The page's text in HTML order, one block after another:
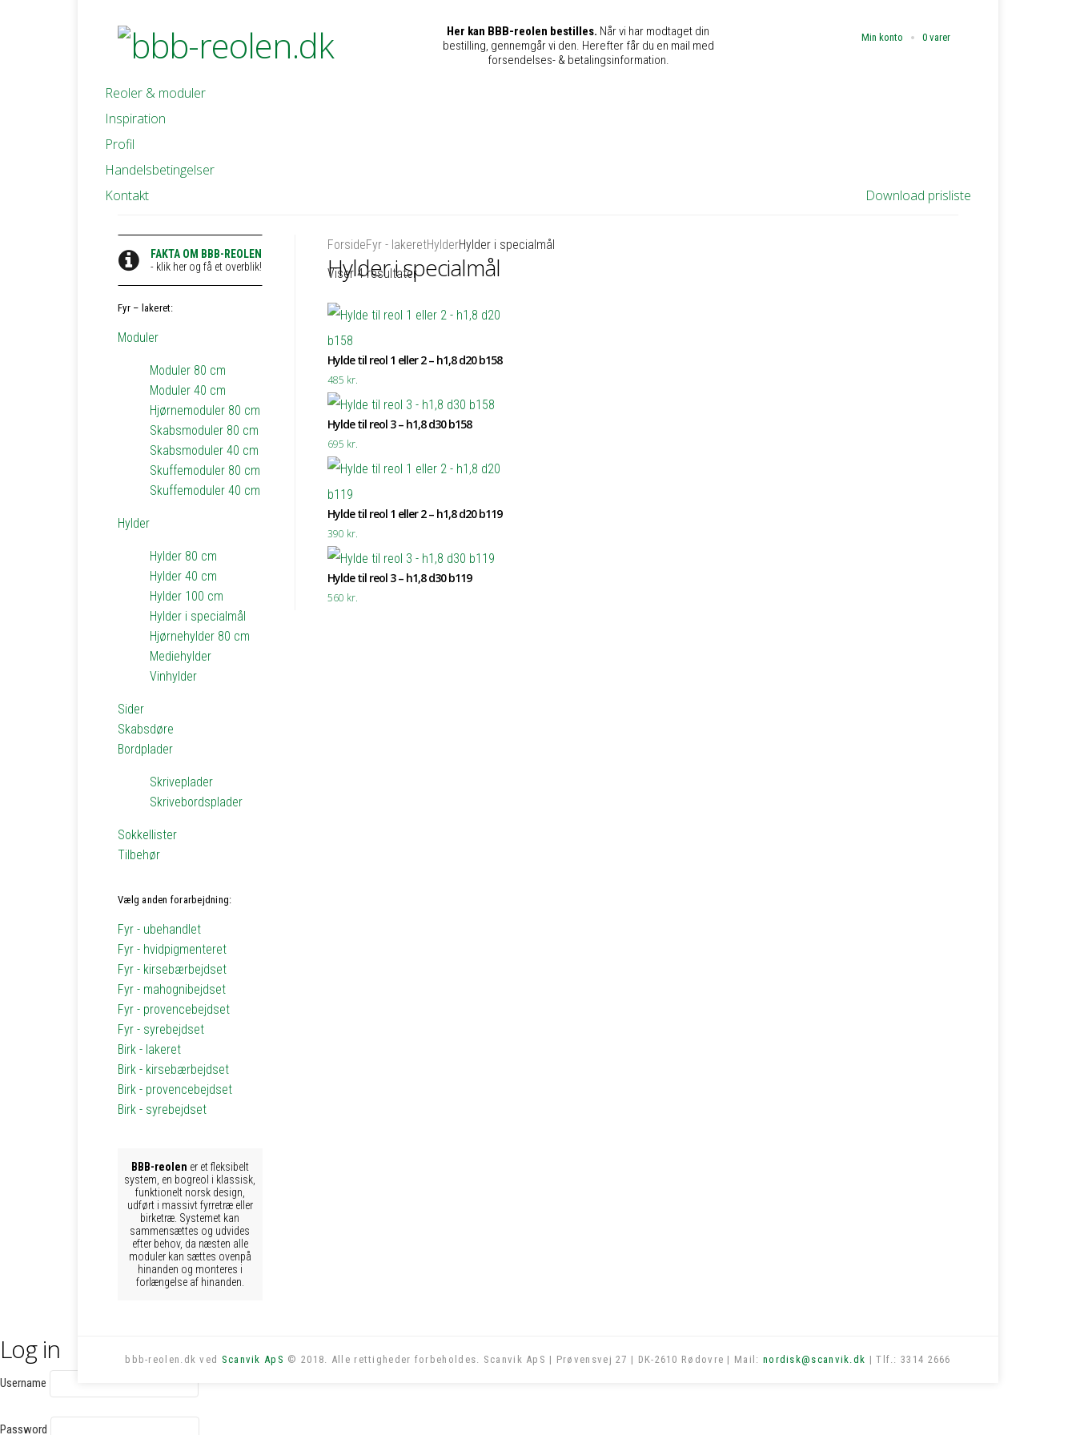
Min konto 0 varer
Her kan BBB-reolen bestilles. Når vi har modtaget din
bestilling, gennemgår vi den. Herefter får du en mail med
forsendelses- & betalingsinformation.
Reoler & moduler
Inspiration
Profil
Handelsbetingelser
Download prisliste
Kontakt
ForsideFyr - lakeretHylderHylder i specialmål
Hylder i specialmål
Viser 4 resultater
Hylde til reol 1 eller 2 – h1,8 d20 b158
485 kr.
Hylde til reol 3 – h1,8 d30 b158
695 kr.
Hylde til reol 1 eller 2 – h1,8 d20 b119
390 kr.
Hylde til reol 3 – h1,8 d30 b119
560 kr.
FAKTA OM BBB-REOLEN
- klik her og få et overblik!
Fyr – lakeret:
Moduler
Moduler 80 cm
Moduler 40 cm
Hjørnemoduler 80 cm
Skabsmoduler 80 cm
Skabsmoduler 40 cm
Skuffemoduler 80 cm
Skuffemoduler 40 cm
Hylder
Hylder 80 cm
Hylder 40 cm
Hylder 100 cm
Hylder i specialmål
Hjørnehylder 80 cm
Mediehylder
Vinhylder
Sider
Skabsdøre
Bordplader
Skriveplader
Skrivebordsplader
Sokkellister
Tilbehør
Vælg anden forarbejdning:
Fyr - ubehandlet
Fyr - hvidpigmenteret
Fyr - kirsebærbejdset
Fyr - mahognibejdset
Fyr - provencebejdset
Fyr - syrebejdset
Birk - lakeret
Birk - kirsebærbejdset
Birk - provencebejdset
Birk - syrebejdset
BBB-reolen er et fleksibelt
system, en bogreol i klassisk,
funktionelt norsk design,
udført i massivt fyrretræ eller
birketræ. Systemet kan
sammensættes og udvides
efter behov, da næsten alle
moduler kan sættes ovenpå
hinanden og monteres i
forlængelse af hinanden.
bbb-reolen.dk ved Scanvik ApS © 2018. Alle rettigheder forbeholdes. Scanvik ApS | Prøvensvej 27 | DK-2610 Rødovre | Mail: nordisk@scanvik.dk | Tlf.: 3314 2666
Log in
Username
Password